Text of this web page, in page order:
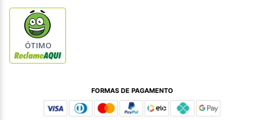
ÓTIMO
FORMAS DE PAGAMENTO